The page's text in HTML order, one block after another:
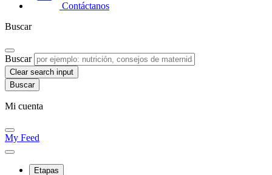
Contáctanos
Buscar
Buscar
Clear search input
Mi cuenta
My Feed
Etapas